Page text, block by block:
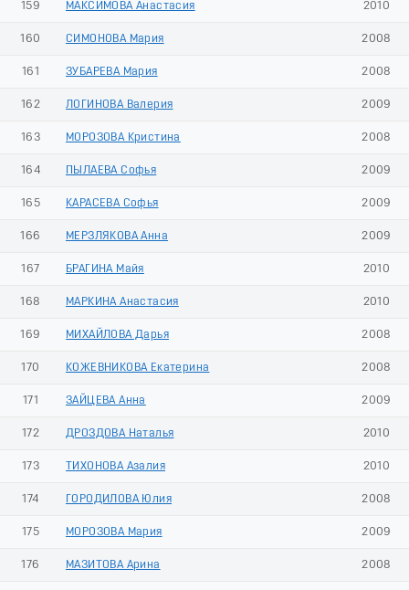
159 МАКСИМОВА Анастасия 2010
160 СИМОНОВА Мария 2008
161 ЗУБАРЕВА Мария 2008
162 ЛОГИНОВА Валерия 2009
163 МОРОЗОВА Кристина 2008
164 ПЫЛАЕВА Софья 2009
165 КАРАСЕВА Софья 2009
166 МЕРЗЛЯКОВА Анна 2009
167 БРАГИНА Майя 2010
168 МАРКИНА Анастасия 2010
169 МИХАЙЛОВА Дарья 2008
170 КОЖЕВНИКОВА Екатерина 2008
171 ЗАЙЦЕВА Анна 2009
172 ДРОЗДОВА Наталья 2010
173 ТИХОНОВА Азалия 2010
174 ГОРОДИЛОВА Юлия 2008
175 МОРОЗОВА Мария 2009
176 МАЗИТОВА Арина 2008